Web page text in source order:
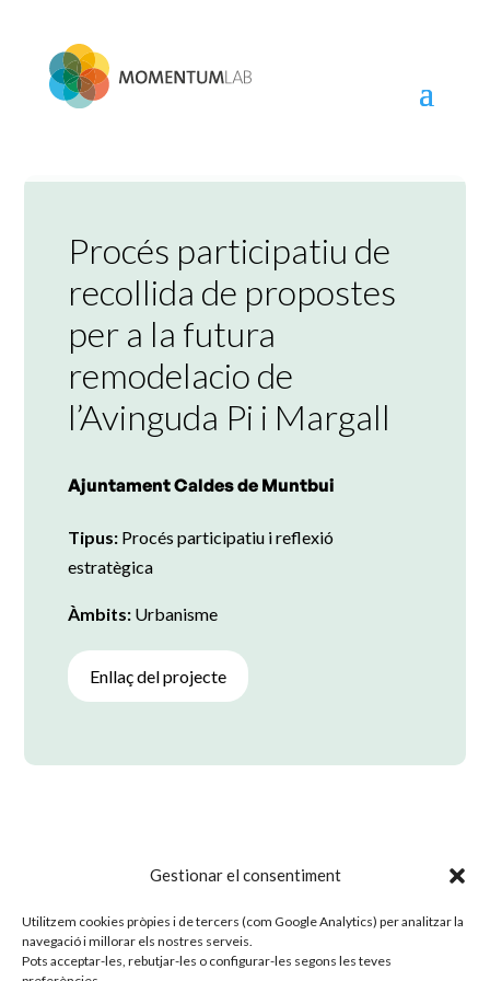
content
Gestionar el consentiment
Utilitzem cookies pròpies i de tercers (com Google Analytics) per analitzar la
navegació i millorar els nostres serveis.
Pots acceptar-les, rebutjar-les o configurar-les segons les teves
Procés participatiu de
recollida de propostes
per a la futura
remodelacio de
l’Avinguda Pi i Margall
Ajuntament Caldes de Muntbui
Tipus: Procés participatiu i reflexió
estratègica
Àmbits: Urbanisme
Enllaç del projecte
Tornar a projectes